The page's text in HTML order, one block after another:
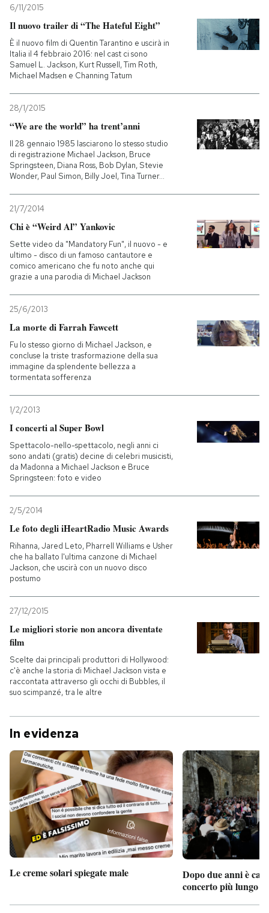
6/11/2015
Il nuovo trailer di “The Hateful Eight”
È il nuovo film di Quentin Tarantino e uscirà in
Italia il 4 febbraio 2016: nel cast ci sono
Samuel L. Jackson, Kurt Russell, Tim Roth,
Michael Madsen e Channing Tatum
28/1/2015
“We are the world” ha trent’anni
Il 28 gennaio 1985 lasciarono lo stesso studio
di registrazione Michael Jackson, Bruce
Springsteen, Diana Ross, Bob Dylan, Stevie
Wonder, Paul Simon, Billy Joel, Tina Turner...
21/7/2014
Chi è “Weird Al” Yankovic
Sette video da "Mandatory Fun", il nuovo - e
ultimo - disco di un famoso cantautore e
comico americano che fu noto anche qui
grazie a una parodia di Michael Jackson
25/6/2013
La morte di Farrah Fawcett
Fu lo stesso giorno di Michael Jackson, e
concluse la triste trasformazione della sua
immagine da splendente bellezza a
tormentata sofferenza
1/2/2013
I concerti al Super Bowl
Spettacolo-nello-spettacolo, negli anni ci
sono andati (gratis) decine di celebri musicisti,
da Madonna a Michael Jackson e Bruce
Springsteen: foto e video
2/5/2014
Le foto degli iHeartRadio Music Awards
Rihanna, Jared Leto, Pharrell Williams e Usher
che ha ballato l'ultima canzone di Michael
Jackson, che uscirà con un nuovo disco
postumo
27/12/2015
Le migliori storie non ancora diventate
film
Scelte dai principali produttori di Hollywood:
c'è anche la storia di Michael Jackson vista e
raccontata attraverso gli occhi di Bubbles, il
suo scimpanzé, tra le altre
In evidenza
Le creme solari spiegate male
Dopo due anni è
concerto più lungo